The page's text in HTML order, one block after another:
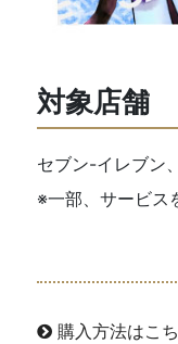
対象店舗
セブン-イレブン
※一部、サービス
購入方法はこ